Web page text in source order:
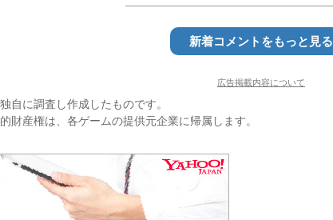
新着コメントをもっと見る
広告掲載内容について
自に調査し作成したものです。
産権は、各ゲームの提供元企業に帰属します。